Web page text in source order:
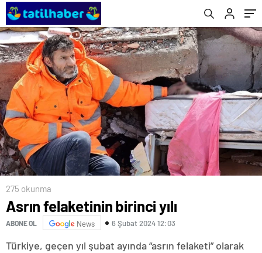
275 okunma
Asrın felaketinin birinci yılı
ABONE OL News 6 Şubat 2024 12:03
Türkiye, geçen yıl şubat ayında “asrın felaketi” olarak